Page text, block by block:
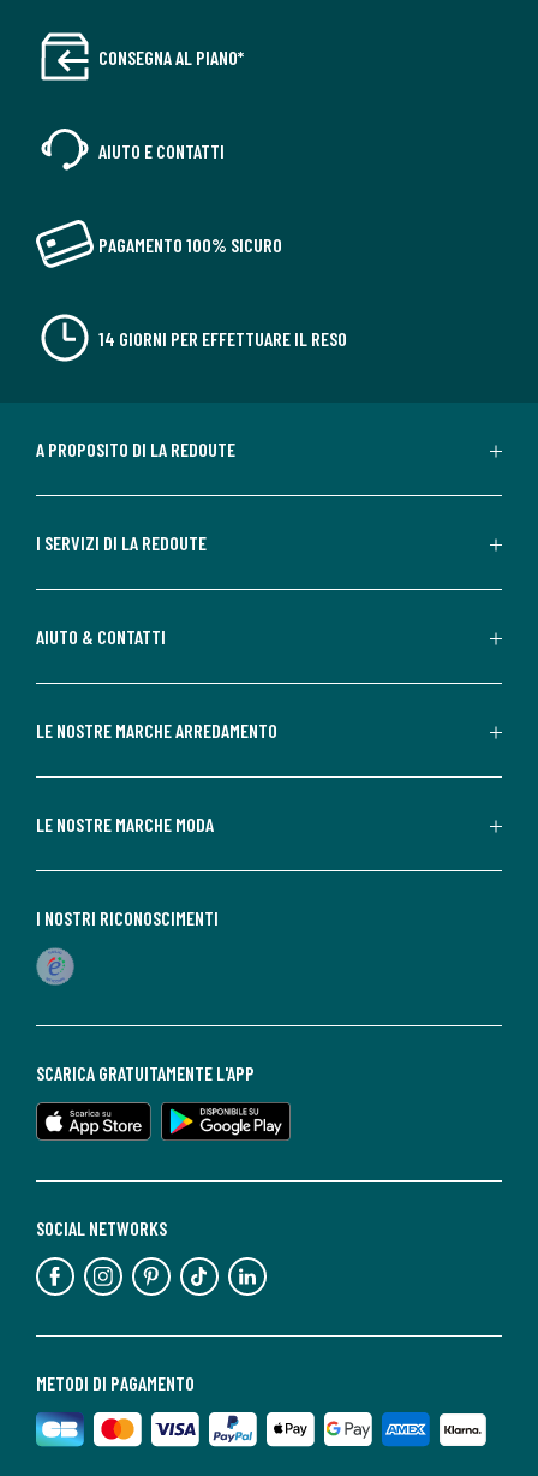
CONSEGNA AL PIANO*
AIUTO E CONTATTI
PAGAMENTO 100% SICURO
14 GIORNI PER EFFETTUARE IL RESO
A PROPOSITO DI LA REDOUTE
I SERVIZI DI LA REDOUTE
AIUTO & CONTATTI
LE NOSTRE MARCHE ARREDAMENTO
LE NOSTRE MARCHE MODA
METODI DI PAGAMENTO
SOCIAL NETWORKS
SCARICA GRATUITAMENTE L'APP
I NOSTRI RICONOSCIMENTI